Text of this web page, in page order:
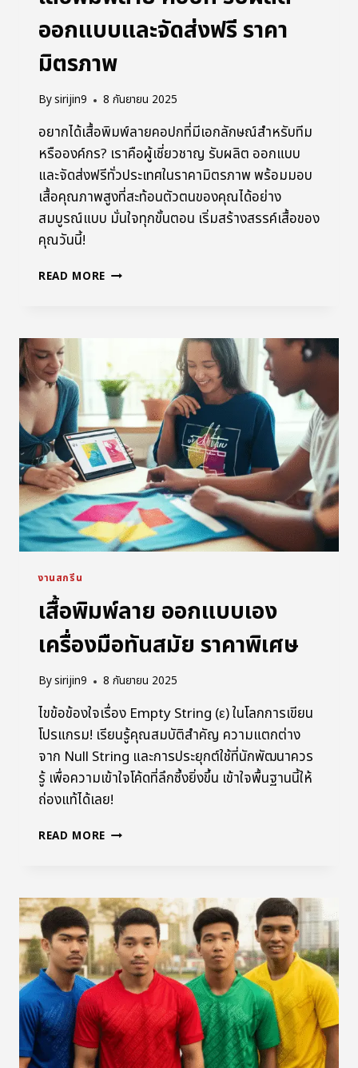
ออกแบบและจัดส่งฟรี ราคา
มิตรภาพ
Bysirijin9 8 กันยายน 2025
อยากได้เสื้อพิมพ์ลายคอปกที่มีเอกลักษณ์สำหรับทีม
หรือองค์กร? เราคือผู้เชี่ยวชาญ รับผลิต ออกแบบ
และจัดส่งฟรีทั่วประเทศในราคามิตรภาพ พร้อมมอบ
เสื้อคุณภาพสูงที่สะท้อนตัวตนของคุณได้อย่าง
สมบูรณ์แบบ มั่นใจทุกขั้นตอน เริ่มสร้างสรรค์เสื้อของ
คุณวันนี้!
READ MORE
งานสกรีน
เสื้อพิมพ์ลาย ออกแบบเอง
เครื่องมือทันสมัย ราคาพิเศษ
Bysirijin9 8 กันยายน 2025
ไขข้อข้องใจเรื่อง Empty String (ε) ในโลกการเขียน
โปรแกรม! เรียนรู้คุณสมบัติสำคัญ ความแตกต่าง
จาก Null String และการประยุกต์ใช้ที่นักพัฒนาควร
รู้ เพื่อความเข้าใจโค้ดที่ลึกซึ้งยิ่งขึ้น เข้าใจพื้นฐานนี้ให้
ถ่องแท้ได้เลย!
READ MORE